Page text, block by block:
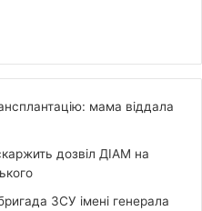
мама віддала
дозвіл ДІАМ на
ЗСУ імені генерала